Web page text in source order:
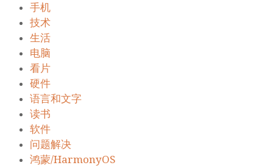
手机
技术
生活
电脑
看片
硬件
语言和文字
读书
软件
问题解决
鸿蒙/HarmonyOS